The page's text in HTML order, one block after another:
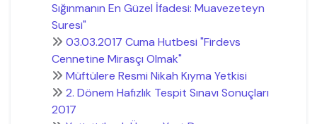
Sığınmanın En Güzel İfadesi: Muavezeteyn
Suresi"
03.03.2017 Cuma Hutbesi "Firdevs
Cennetine Mirasçı Olmak"
Müftülere Resmi Nikah Kıyma Yetkisi
2. Dönem Hafızlık Tespit Sınavı Sonuçları
2017